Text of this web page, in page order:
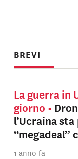
BREVI
La guerra in
giorno
l’Ucraina
“megadeal”
1 anno fa